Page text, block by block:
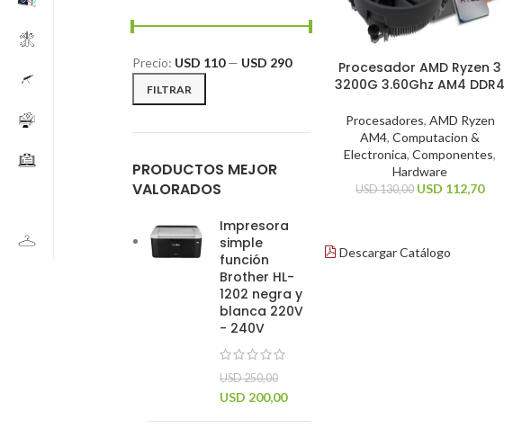
FILTRAR
Precio: USD 110— USD 290
PRODUCTOS MEJOR
VALORADOS
Impresora
simple
función
Brother HL-
1202 negra y
blanca 220V
- 240V
USD250,00
USD 200,00
Procesador AMD Ryzen 3
3200G 3.60Ghz AM4 DDR4
Procesadores, AMD Ryzen
AM4, Computacion &
Electronica, Componentes,
Hardware
USD130,00 USD 112,70
Descargar Catálogo